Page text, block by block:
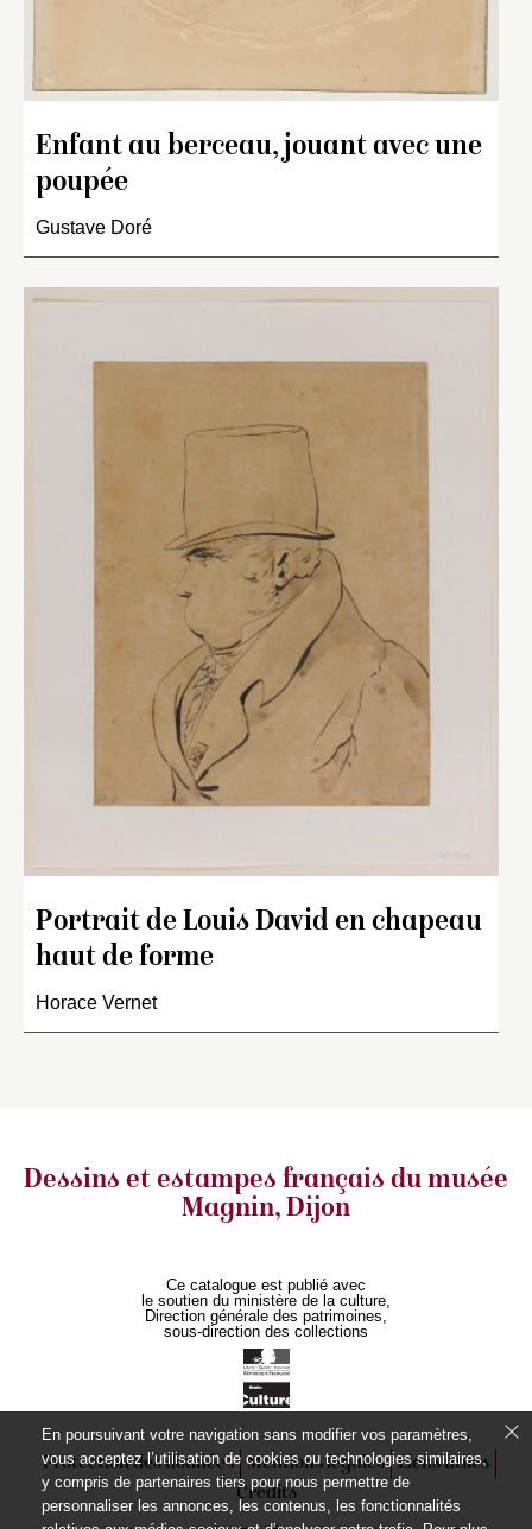
Enfant au berceau, jouant avec une
poupée
Gustave Doré
Portrait de Louis David en chapeau
haut de forme
Horace Vernet
Dessins et estampes français du musée
Magnin, Dijon
Ce catalogue est publié avec
le soutien du ministère de la culture,
Direction générale des patrimoines,
sous-direction des collections
Protection des données Mentions légales
Liens utiles
Crédits
En poursuivant votre navigation sans modifier vos paramètres,
vous acceptez l’utilisation de cookies ou technologies similaires,
y compris de partenaires tiers pour nous permettre de
personnaliser les annonces, les contenus, les fonctionnalités